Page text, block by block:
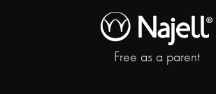
Free as a parent